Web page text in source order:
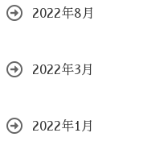
2022年8月
2022年3月
2022年1月